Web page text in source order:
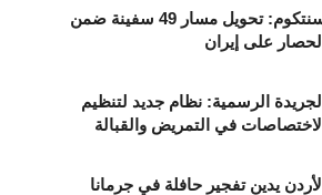
سنتكوم: تحويل مسار 49 سفينة ضمن
الحصار على إيران
الجريدة الرسمية: نظام جديد لتنظيم
الاختصاصات في التمريض والقبالة
الأردن يدين تفجير حافلة في جرمانا